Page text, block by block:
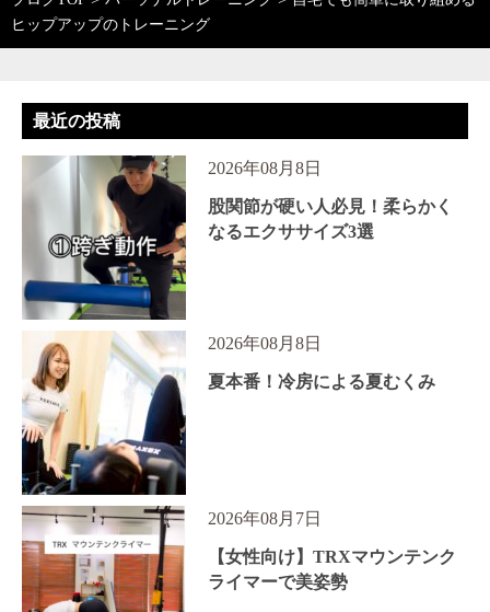
ヒップアップのトレーニング
最近の投稿
2026年08月8日
股関節が硬い人必見！柔らかく
なるエクササイズ3選
2026年08月8日
夏本番！冷房による夏むくみ
2026年08月7日
【女性向け】TRXマウンテンク
ライマーで美姿勢